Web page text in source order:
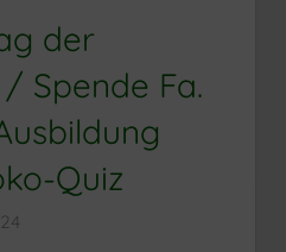
der
Spende Fa.
Quiz